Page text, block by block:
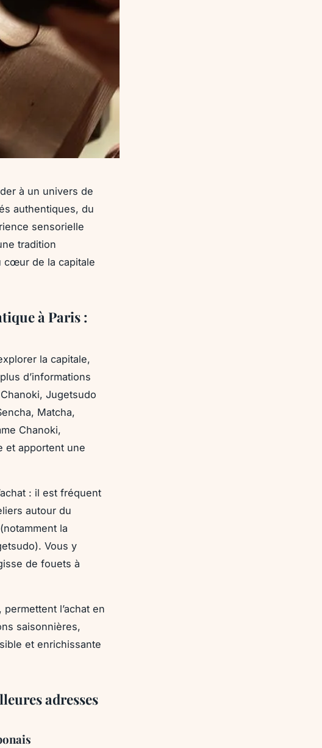
à un univers de
authentiques, du
sensorielle
tradition
cœur de la capitale
à Paris :
la capitale,
d’informations
Jugetsudo
Matcha,
Chanoki,
et apportent une
: il est fréquent
autour du
la
Vous y
de fouets à
l’achat en
saisonnières,
et enrichissante
adresses